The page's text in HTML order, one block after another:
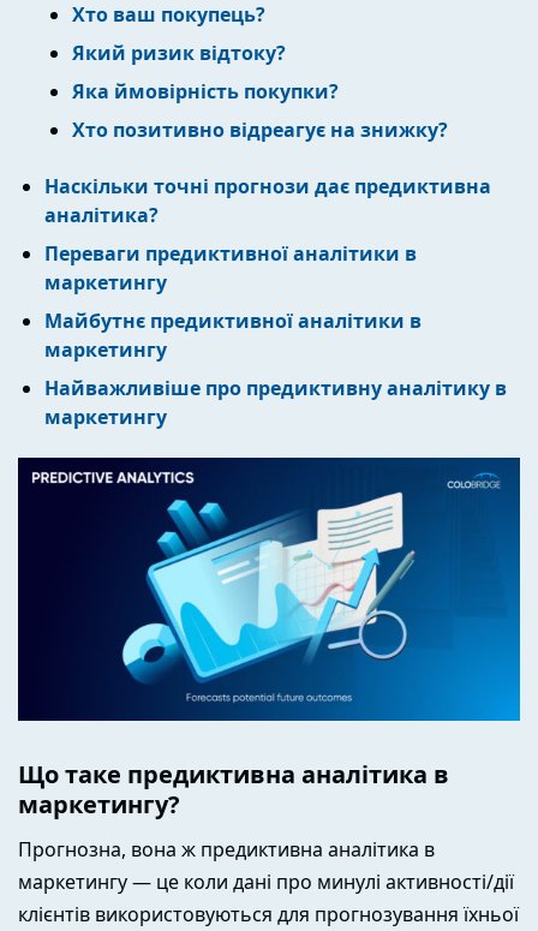
Хто ваш покупець?
Який ризик відтоку?
Яка ймовірність покупки?
Хто позитивно відреагує на знижку?
Наскільки точні прогнози дає предиктивна
аналітика?
Переваги предиктивної аналітики в
маркетингу
Майбутнє предиктивної аналітики в
маркетингу
Найважливіше про предиктивну аналітику в
маркетингу
Що таке предиктивна аналітика в
маркетингу?
Прогнозна, вона ж предиктивна аналітика в
маркетингу — це коли дані про минулі активності/дії
клієнтів використовуються для прогнозування їхньої